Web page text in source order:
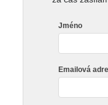
Jméno
Emailová